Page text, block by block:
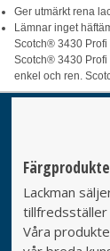
Ger utmärkt rena
Lämnar inget
Scotch® 3430 Profi
Scotch® 3430 Profi
enkel och ren.
Lackman
tillfredsställer
Våra